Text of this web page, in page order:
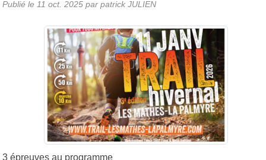
Publié le 11 oct. 2025 par patrick JULIEN
3 épreuves au programme